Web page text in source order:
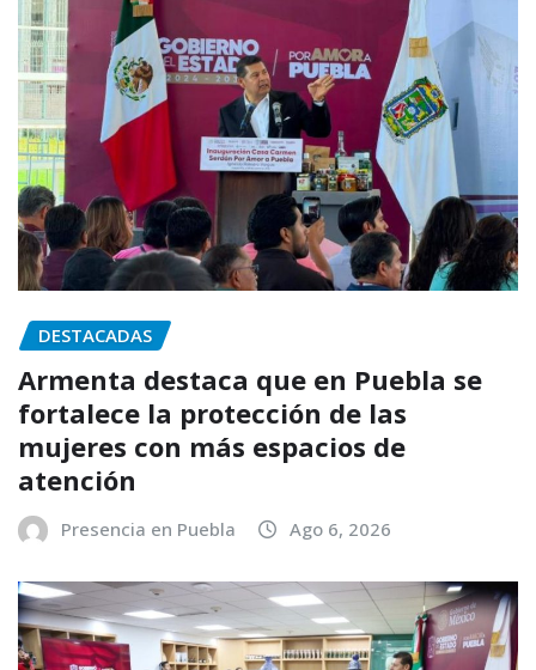
DESTACADAS
Armenta destaca que en Puebla se
fortalece la protección de las
mujeres con más espacios de
atención
Presencia en Puebla Ago 6, 2026